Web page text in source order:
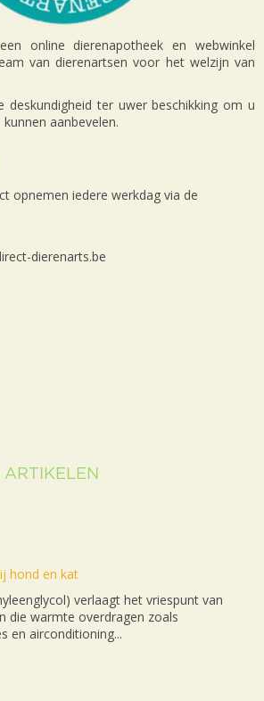
online dierenapotheek en webwinkel
van dierenartsen voor het welzijn van
deskundigheid ter uwer beschikking om u
aanbevelen.
opnemen iedere werkdag via de
dierenarts.be
ARTIKELEN
hond en kat
verlaagt het vriespunt van
die warmte overdragen zoals
en airconditioning...